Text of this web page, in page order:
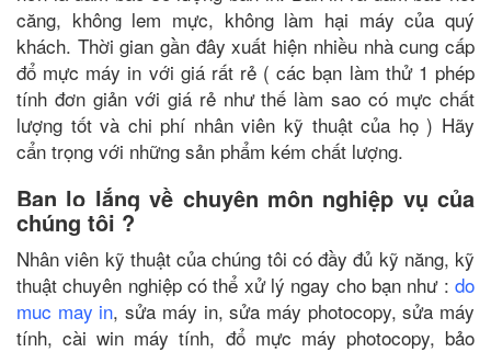
căng, không lem mực, không làm hại máy của quý
khách. Thời gian gần đây xuất hiện nhiều nhà cung cấp
đổ mực máy in với giá rất rẻ ( các bạn làm thử 1 phép
tính đơn giản với giá rẻ như thế làm sao có mực chất
lượng tốt và chi phí nhân viên kỹ thuật của họ ) Hãy
cẩn trọng với những sản phẩm kém chất lượng.
Bạn lo lắng về chuyên môn nghiệp vụ của
chúng tôi ?
Nhân viên kỹ thuật của chúng tôi có đầy đủ kỹ năng, kỹ
thuật chuyên nghiệp có thể xử lý ngay cho bạn như : do
muc may in, sửa máy in, sửa máy photocopy, sửa máy
tính, cài win máy tính, đổ mực máy photocopy, bảo